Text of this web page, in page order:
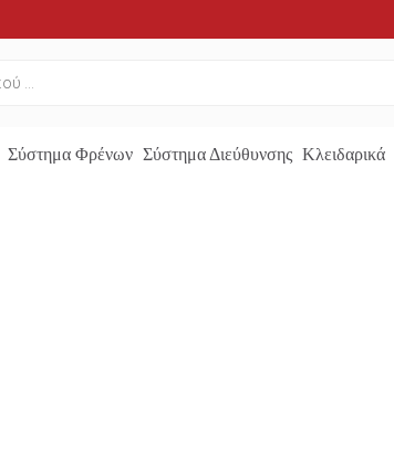
Σύστημα Φρένων Σύστημα Διεύθυνσης Κλειδαρικά